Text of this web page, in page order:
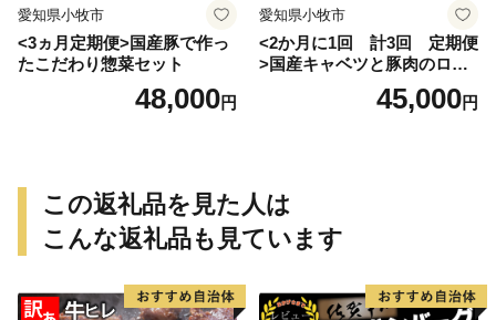
愛知県小牧市
<3ヵ月定期便>国産豚で作っ
たこだわり惣菜セット
48,000円
愛知県小牧市
<2か月に1回 計3回 定期便
>国産キャベツと豚肉のロー
ルキャベツ（6P入り）
45,000円
この返礼品を見た人は
こんな返礼品も見ています